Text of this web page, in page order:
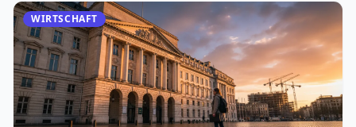
WIRTSCHAFT